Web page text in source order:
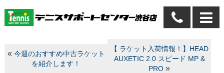
« 今週のおすすめ中古ラケット
を紹介します！
【 ラケット入荷情報！】HEAD
AUXETIC 2.0 スピード MP &
PRO »